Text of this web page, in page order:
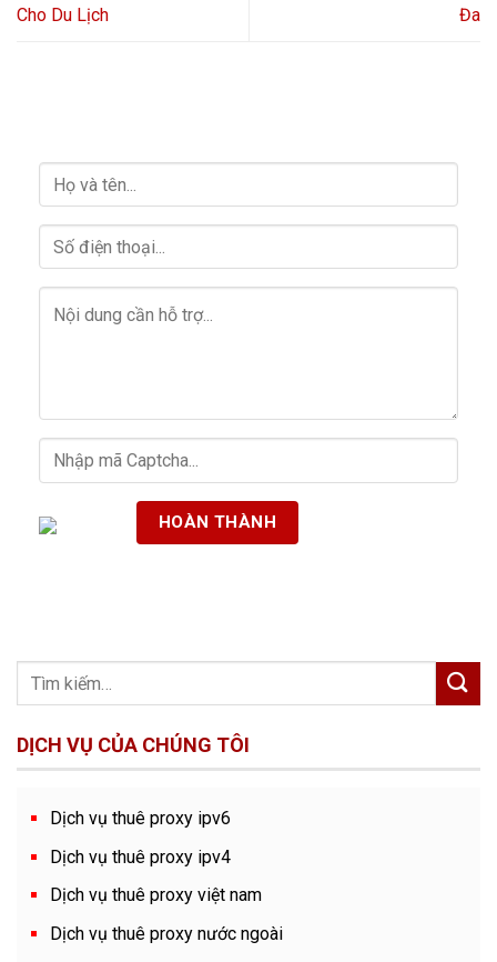
Cho Du Lịch
Đa
DỊCH VỤ CỦA CHÚNG TÔI
Dịch vụ thuê proxy ipv6
Dịch vụ thuê proxy ipv4
Dịch vụ thuê proxy việt nam
Dịch vụ thuê proxy nước ngoài